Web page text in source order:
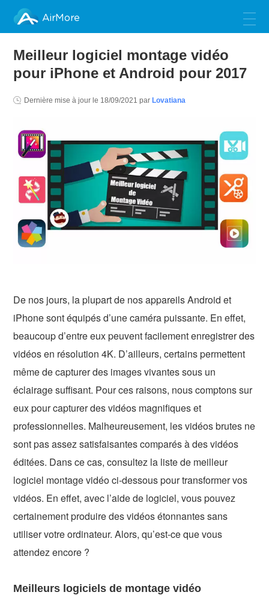
AirMore
Meilleur logiciel montage vidéo
pour iPhone et Android pour 2017
Dernière mise à jour le 18/09/2021 par Lovatiana
De nos jours, la plupart de nos appareils Android et
iPhone sont équipés d’une caméra puissante. En effet,
beaucoup d’entre eux peuvent facilement enregistrer des
vidéos en résolution 4K. D’ailleurs, certains permettent
même de capturer des images vivantes sous un
éclairage suffisant. Pour ces raisons, nous comptons sur
eux pour capturer des vidéos magnifiques et
professionnelles. Malheureusement, les vidéos brutes ne
sont pas assez satisfaisantes comparés à des vidéos
éditées. Dans ce cas, consultez la liste de meilleur
logiciel montage vidéo ci-dessous pour transformer vos
vidéos. En effet, avec l’aide de logiciel, vous pouvez
certainement produire des vidéos étonnantes sans
utiliser votre ordinateur. Alors, qu’est-ce que vous
attendez encore ?
Meilleurs logiciels de montage vidéo